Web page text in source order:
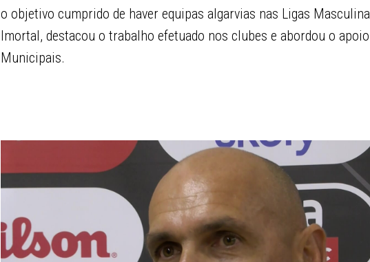
o objetivo cumprido de haver equipas algarvias nas Ligas
Imortal, destacou o trabalho efetuado nos clubes e abordou o
Municipais.